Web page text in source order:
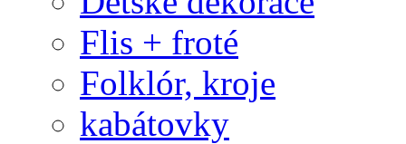
Flis + froté
Folklór, kroje
kabátovky